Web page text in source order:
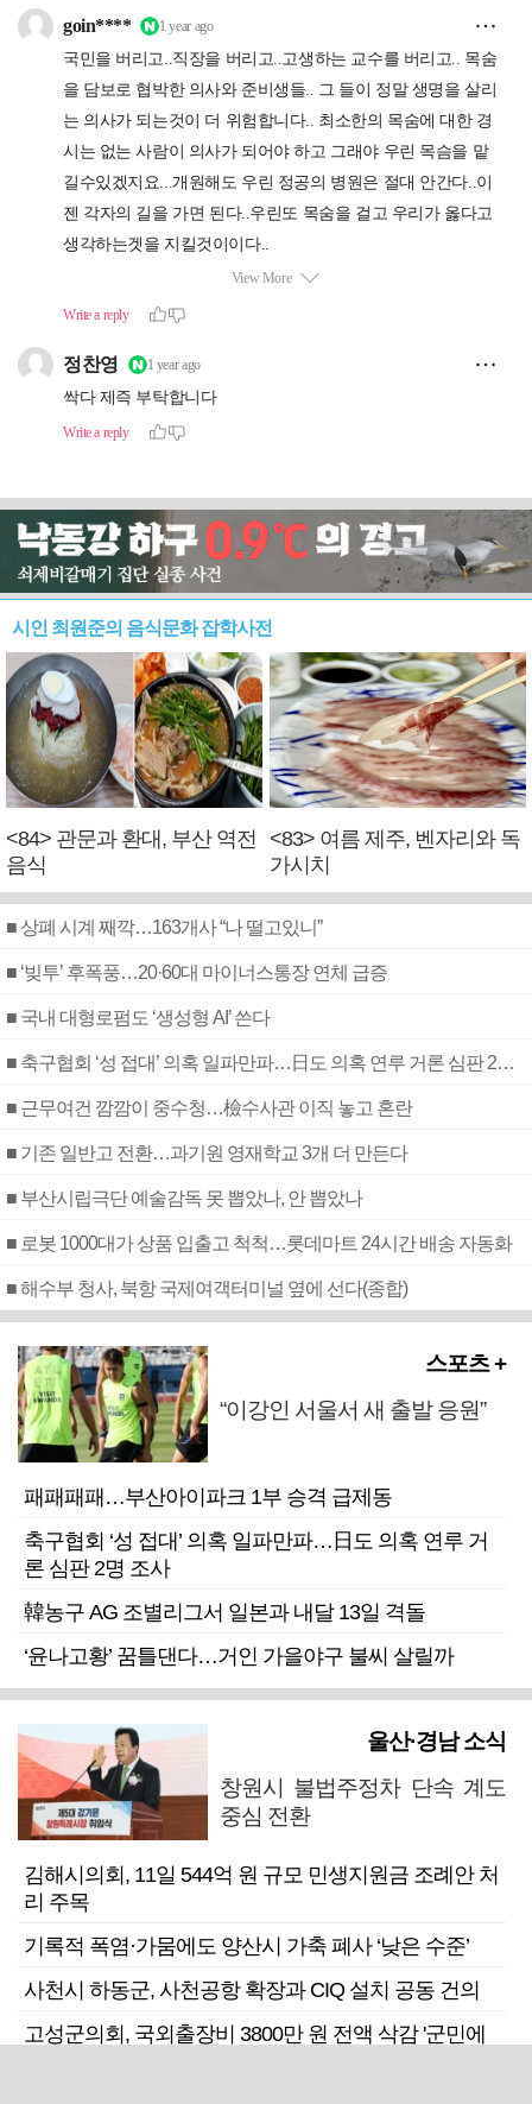
시인 최원준의 음식문화 잡학사전
<84> 관문과 환대, 부산 역전
음식
<83> 여름 제주, 벤자리와 독
가시치
■ 상폐 시계 째깍…163개사 “나 떨고있니”
■ ‘빚투’ 후폭풍…20·60대 마이너스통장 연체 급증
■ 국내 대형로펌도 ‘생성형 AI’ 쓴다
■ 축구협회 ‘성 접대’ 의혹 일파만파…日도 의혹 연루 거론 심판 2명 조사
■ 근무여건 깜깜이 중수청…檢수사관 이직 놓고 혼란
■ 기존 일반고 전환…과기원 영재학교 3개 더 만든다
■ 부산시립극단 예술감독 못 뽑았나, 안 뽑았나
■ 로봇 1000대가 상품 입출고 척척…롯데마트 24시간 배송 자동화
■ 해수부 청사, 북항 국제여객터미널 옆에 선다(종합)
스포츠 +
“이강인 서울서 새 출발 응원”
패패패패…부산아이파크 1부 승격 급제동
축구협회 ‘성 접대’ 의혹 일파만파…日도 의혹 연루 거
론 심판 2명 조사
韓농구 AG 조별리그서 일본과 내달 13일 격돌
‘윤나고황’ 꿈틀댄다…거인 가을야구 불씨 살릴까
울산·경남 소식
창원시 불법주정차 단속 계도
중심 전환
김해시의회, 11일 544억 원 규모 민생지원금 조례안 처
리 주목
기록적 폭염·가뭄에도 양산시 가축 폐사 ‘낮은 수준’
사천시 하동군, 사천공항 확장과 CIQ 설치 공동 건의
고성군의회, 국외출장비 3800만 원 전액 삭감 '군민에